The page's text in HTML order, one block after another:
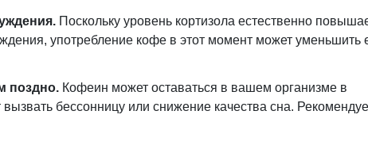
Поскольку уровень кортизола естественно
употребление кофе в этот момент может уменьшить
поздно. Кофеин может оставаться в вашем организме в
бессонницу или снижение качества сна.